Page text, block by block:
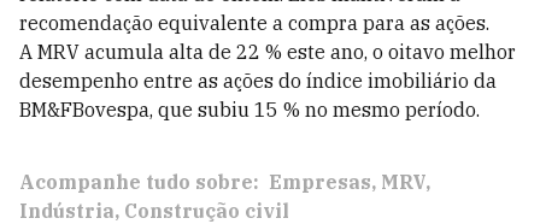
recomendação equivalente a compra para as ações.
A MRV acumula alta de 22 % este ano, o oitavo melhor
desempenho entre as ações do índice imobiliário da
BM&FBovespa, que subiu 15 % no mesmo período.
Acompanhe tudo sobre: Empresas MRV
Indústria Construção civil